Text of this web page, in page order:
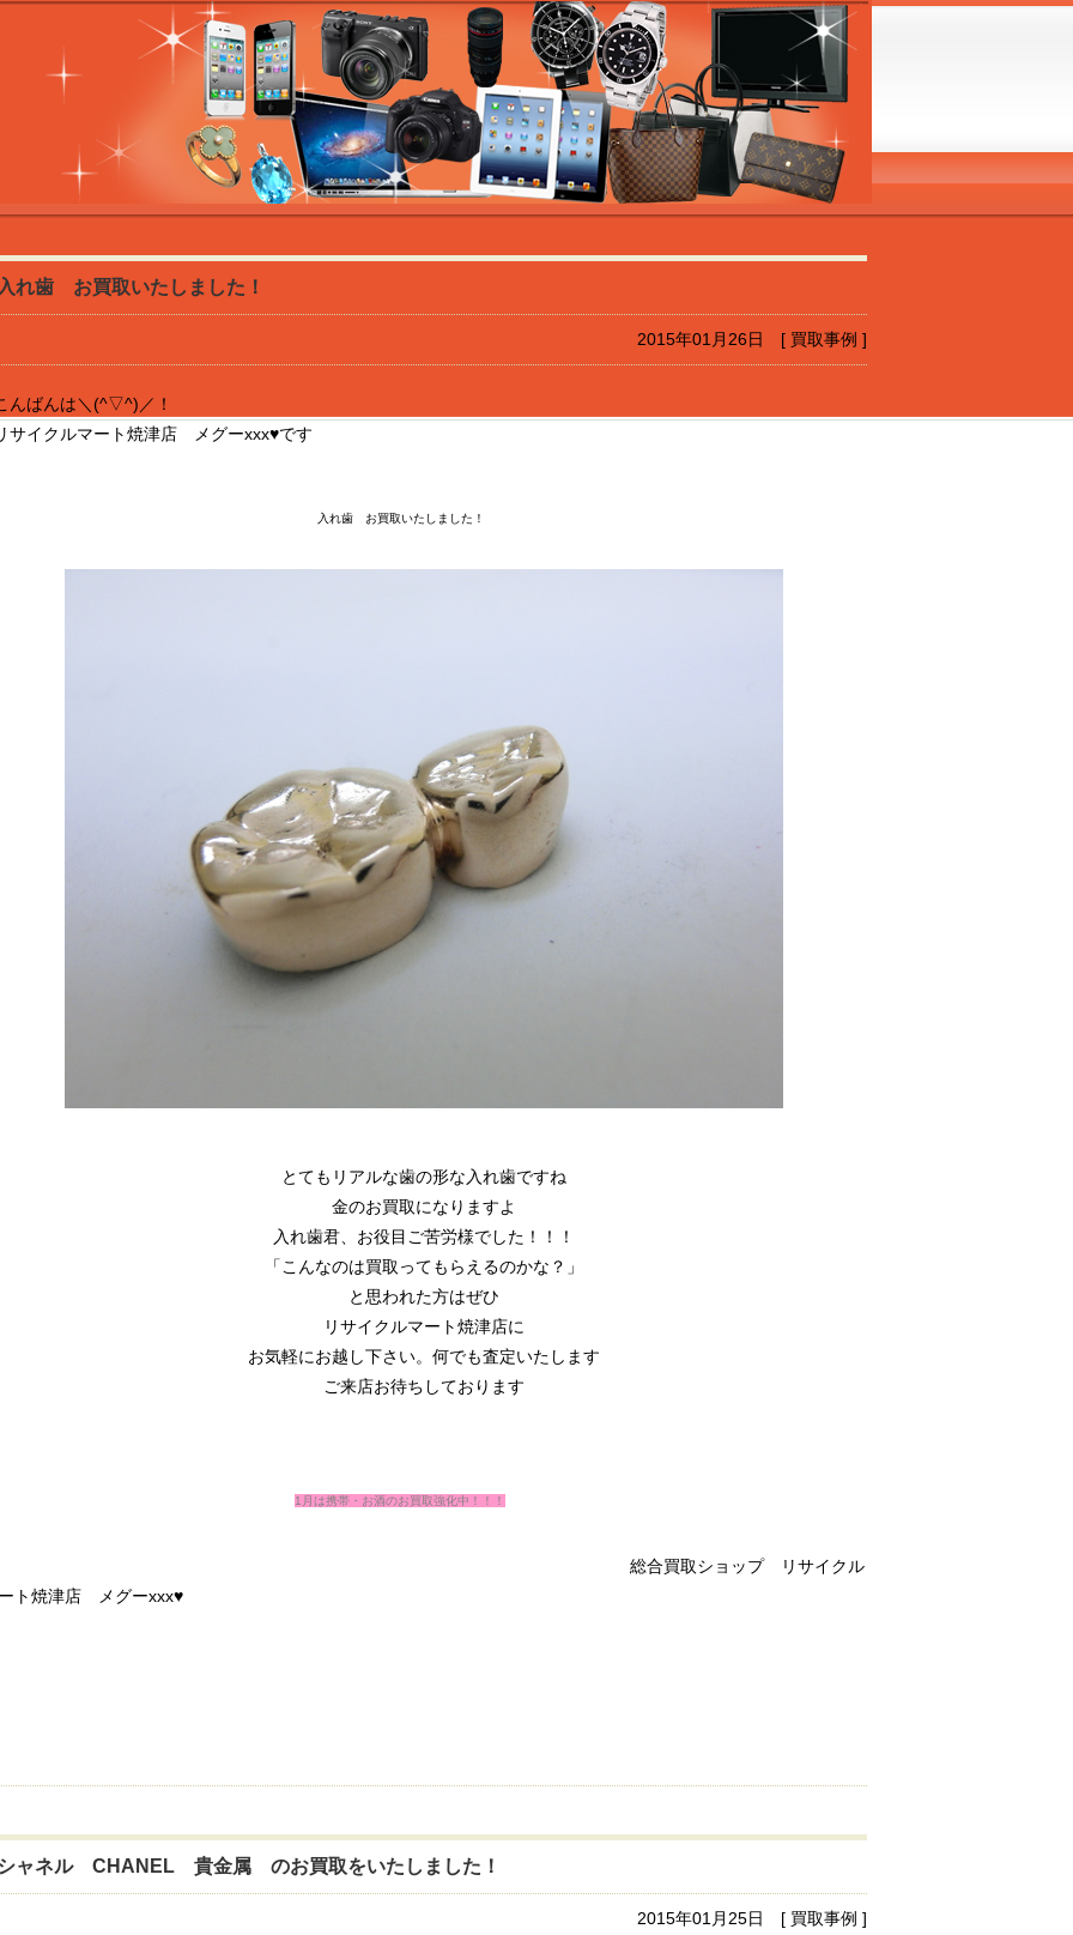
れ歯 お買取いたしました！
2015年01月26日 [ 買取事例 ]
んばんは＼(^▽^)／！
サイクルマート焼津店 メグーxxx♥です
入れ歯 お買取いたしました！
とてもリアルな歯の形な入れ歯ですね
金のお買取になりますよ
入れ歯君、お役目ご苦労様でした！！！
「こんなのは買取ってもらえるのかな？」
と思われた方はぜひ
リサイクルマート焼津店に
お気軽にお越し下さい。何でも査定いたします
ご来店お待ちしております
1月は携帯・お酒のお買取強化中！！！
合買取ショップ リサイクル
ト焼津店 メグーxxx♥
ャネル CHANEL 貴金属 のお買取をいたしました！
2015年01月25日 [ 買取事例 ]